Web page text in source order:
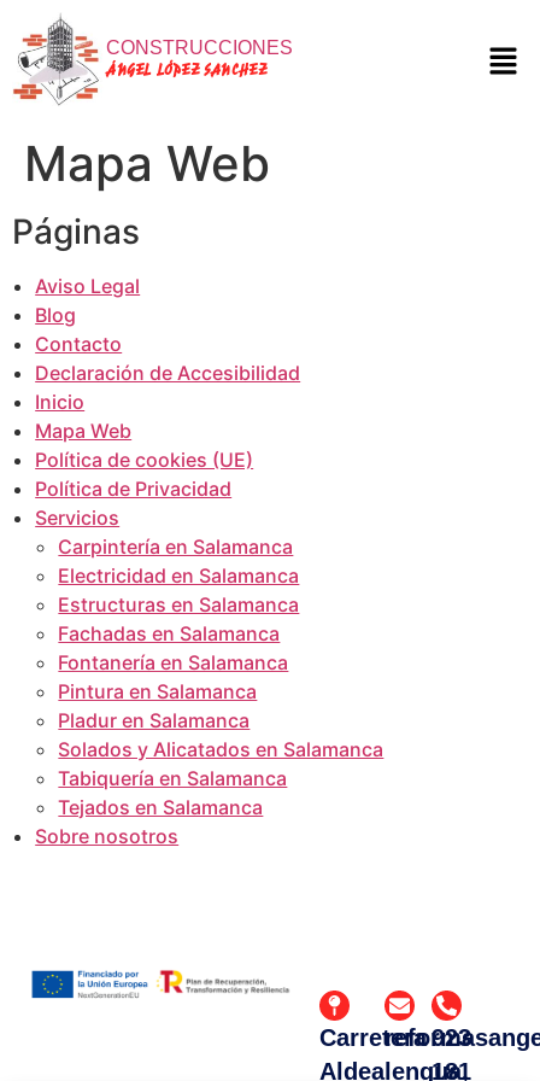
CONSTRUCCIONES
ÁNGEL LÓPEZ SANCHEZ
Mapa Web
Páginas
Aviso Legal
Blog
Contacto
Declaración de Accesibilidad
Inicio
Mapa Web
Política de cookies (UE)
Política de Privacidad
Servicios
Carpintería en Salamanca
Electricidad en Salamanca
Estructuras en Salamanca
Fachadas en Salamanca
Fontanería en Salamanca
Pintura en Salamanca
Pladur en Salamanca
Solados y Alicatados en Salamanca
Tabiquería en Salamanca
Tejados en Salamanca
Sobre nosotros
Carretera
Aldealengua,
923
181